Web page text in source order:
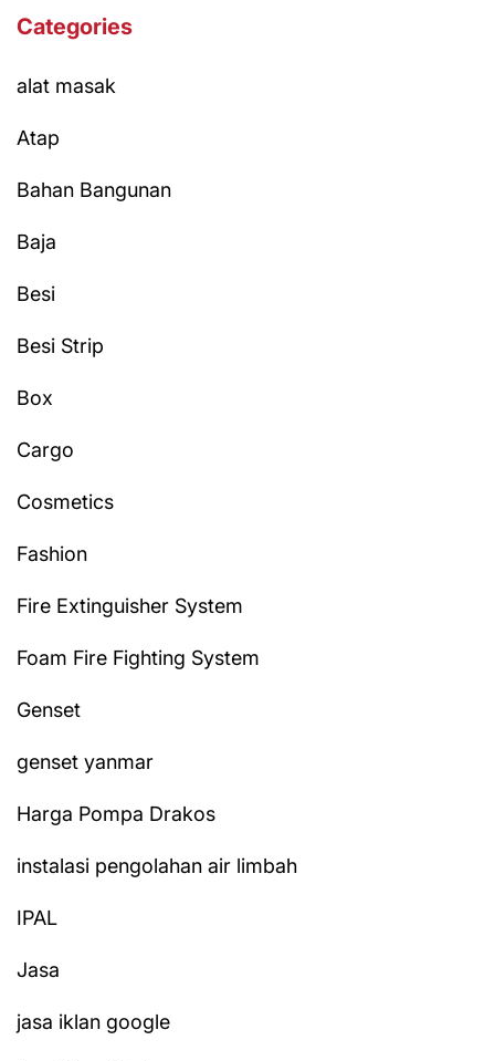
Categories
alat masak
Atap
Bahan Bangunan
Baja
Besi
Besi Strip
Box
Cargo
Cosmetics
Fashion
Fire Extinguisher System
Foam Fire Fighting System
Genset
genset yanmar
Harga Pompa Drakos
instalasi pengolahan air limbah
IPAL
Jasa
jasa iklan google